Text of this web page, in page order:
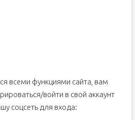
всеми функциями сайта, вам
войти в свой аккаунт
соцсеть для входа: